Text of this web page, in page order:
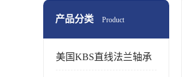
产品分类 Product
美国KBS直线法兰轴承